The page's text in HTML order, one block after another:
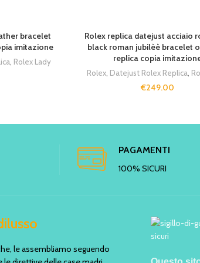
bracelet
imitazione
, Rolex Lady
Rolex replica datejust acciaio
black roman jubilèè bracelet
replica copia
Rolex, Datejust Rolex Replica,
€249.00
PAGAMENTI
100% SICURI
le assembliamo seguendo